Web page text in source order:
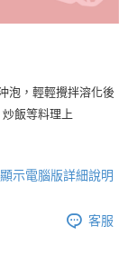
關給付款項請求債
本公司不負相關責
戶狀況，依本公司即
現惡意使用之情形，
泡，輕輕攪拌溶化後
飯等料理上
顯示電腦版詳細說明
客服